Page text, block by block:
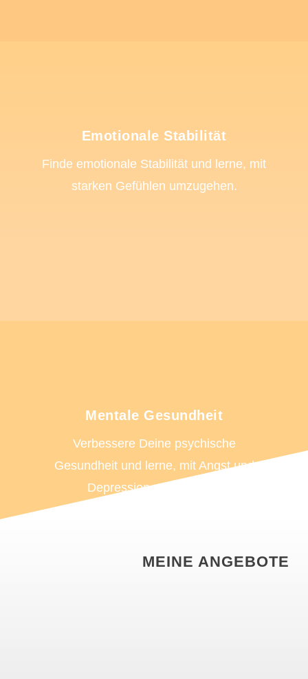
Emotionale Stabilität
Finde emotionale Stabilität und lerne, mit
starken Gefühlen umzugehen.
Mentale Gesundheit
Verbessere Deine psychische
Gesundheit und lerne, mit Angst und
Depression umzugehen.
MEINE ANGEBOTE